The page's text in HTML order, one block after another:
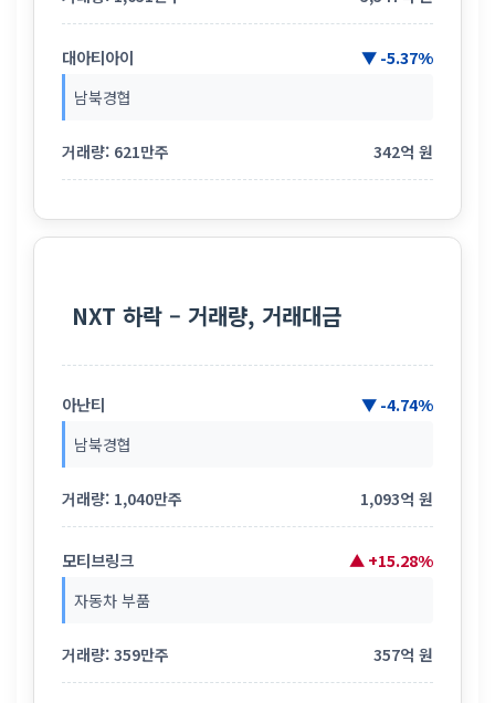
대아티아이 ▼ -5.37%
남북경협
거래량: 621만주 342억 원
NXT 하락 – 거래량, 거래대금
아난티 ▼ -4.74%
남북경협
거래량: 1,040만주 1,093억 원
모티브링크 ▲ +15.28%
자동차 부품
거래량: 359만주 357억 원